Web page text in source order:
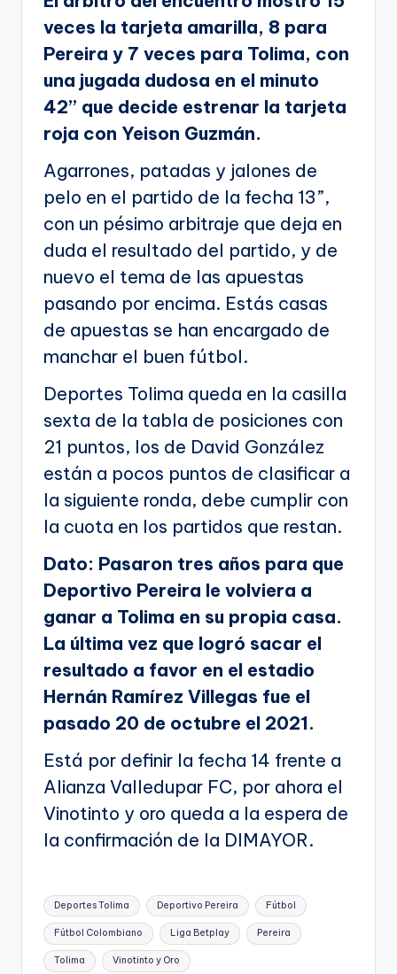
veces la tarjeta amarilla, 8 para
Pereira y 7 veces para Tolima, con
una jugada dudosa en el minuto
42” que decide estrenar la tarjeta
roja con Yeison Guzmán.
Agarrones, patadas y jalones de
pelo en el partido de la fecha 13”,
con un pésimo arbitraje que deja en
duda el resultado del partido, y de
nuevo el tema de las apuestas
pasando por encima. Estás casas
de apuestas se han encargado de
manchar el buen fútbol.
Deportes Tolima queda en la casilla
sexta de la tabla de posiciones con
21 puntos, los de David González
están a pocos puntos de clasificar a
la siguiente ronda, debe cumplir con
la cuota en los partidos que restan.
Dato: Pasaron tres años para que
Deportivo Pereira le volviera a
ganar a Tolima en su propia casa.
La última vez que logró sacar el
resultado a favor en el estadio
Hernán Ramírez Villegas fue el
pasado 20 de octubre el 2021.
Está por definir la fecha 14 frente a
Alianza Valledupar FC, por ahora el
Vinotinto y oro queda a la espera de
la confirmación de la DIMAYOR.
Etiquetas:
Deportes Tolima Deportivo Pereira Fútbol
Fútbol Colombiano Liga Betplay Pereira
Tolima Vinotinto y Oro